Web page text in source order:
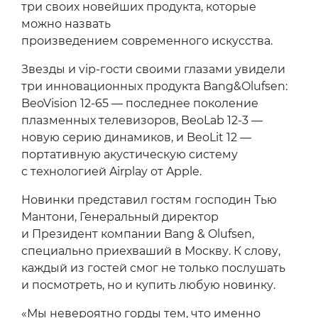
три своих новейших продукта, которые
можно назвать
произведением современного искусства.
Звезды и vip-гости своими глазами увидели
три инновационных продукта Bang&Olufsen:
BeoVision 12-65 — последнее поколение
плазменных телевизоров, BeoLab 12-3 —
новую серию динамиков, и BeoLit 12 —
портативную акустическую систему
с технологией Airplay от Apple.
Новинки представил гостям господин Тью
Мантони, Генеральный директор
и Президент компании Bang & Olufsen,
специально приехваший в Москву. К слову,
каждый из гостей смог не только послушать
и посмотреть, но и купить любую новинку.
«Мы невероятно горды тем, что именно